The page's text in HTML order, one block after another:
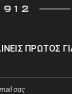
ΠΡΏΤΟΣ